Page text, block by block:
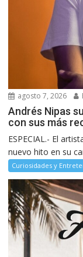
agosto 7, 2026
Andrés Nipas
con sus más
ESPECIAL.- El
nuevo hito en su
Curiosidades y